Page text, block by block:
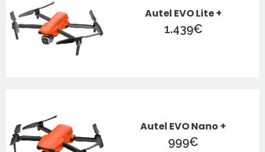
Autel EVO Lite +
1.439€
Autel EVO Nano +
999€